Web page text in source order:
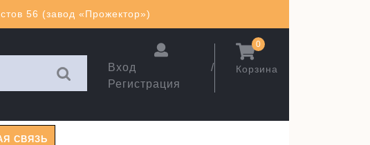
56 (завод «Прожектор»)
Вход /
Регистрация
Корзина
0
СВЯЗЬ